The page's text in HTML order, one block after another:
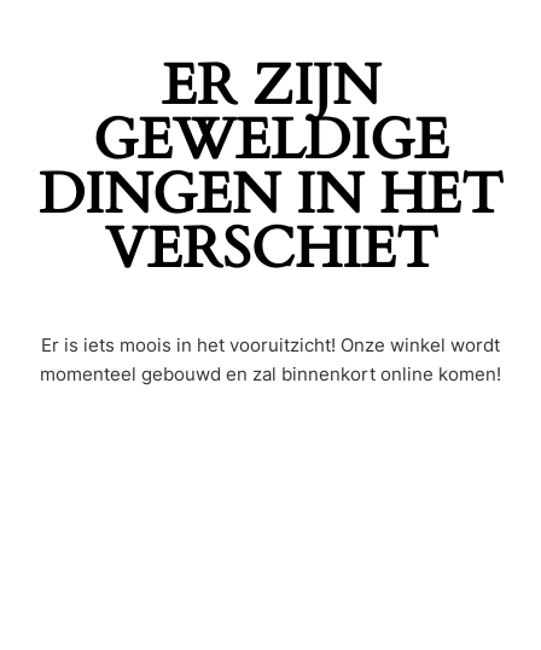
ER ZIJN
GEWELDIGE
DINGEN IN HET
VERSCHIET
Er is iets moois in het vooruitzicht! Onze winkel wordt
momenteel gebouwd en zal binnenkort online komen!